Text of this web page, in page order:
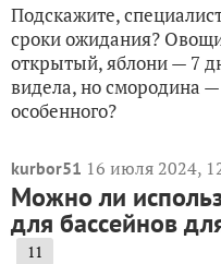
Подскажите,
сроки ожидания?
открытый, яблони — 7
видела, но смородина —
особенного?
kurbor51 16 июля 2024,
Можно ли
для бассейнов
11